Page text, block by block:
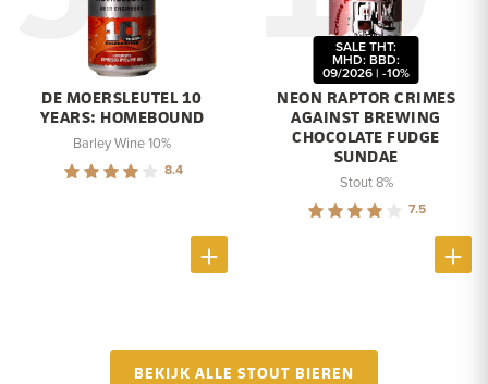
DE MOERSLEUTEL 10
YEARS: HOMEBOUND
Barley Wine 10%
8.4
NEON RAPTOR CRIMES
AGAINST BREWING
CHOCOLATE FUDGE
SUNDAE
SALE THT:
MHD: BBD:
09/2026 | -10%
Stout 8%
7.5
BEKIJK ALLE STOUT BIEREN